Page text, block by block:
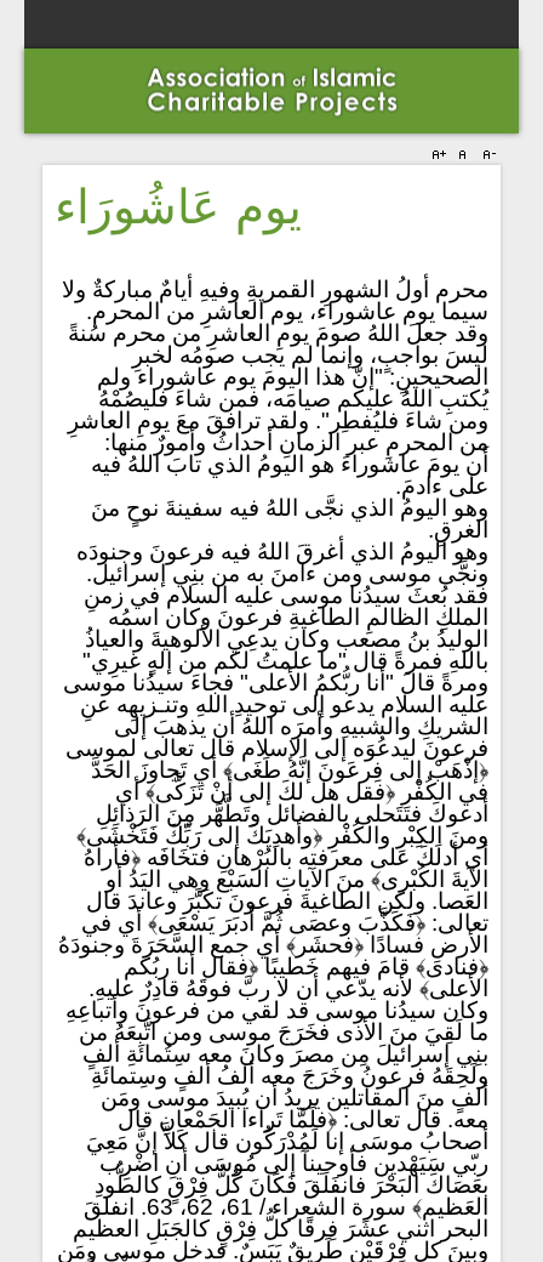
يوم عَاشُورَاء
محرم أولُ الشهورِ القمريةِ وفيهِ أيامٌ مباركةٌ ولا
سيما يوم عاشوراء، يوم العاشرِ من المحرم.
وقد جعلَ اللهُ صومَ يومِ العاشرِ من محرم سُنةً
ليسَ بواجبٍ، وإنما لم يجب صومُه لخبرِ
الصحيحينِ: "إنّ هذا اليومَ يوم عاشوراء ولم
يُكتبِ اللهُ عليكم صيامَه، فمن شاءَ فليصُمْهُ
ومن شاءَ فليُفطِر". ولقد ترافقَ معَ يومِ العاشرِ
من المحرمِ عبر الزمانِ أحداثُ وأمورٌ منها:
أَن يومَ عاشوراءَ هو اليومُ الذي تابَ اللهُ فيه
على ءادمَ.
وهو اليومُ الذي نجَّى اللهُ فيه سفينةَ نوحٍ منَ
الغرقِ.
وهو اليومُ الذي أغرقَ اللهُ فيه فرعونَ وجنودَه
ونجَّى موسى ومن ءامنَ به من بنِي إسرائيل.
فقد بُعثَ سيدُنا موسى عليه السلام في زمنِ
الملكِ الظالمِ الطاغيةِ فرعونَ وكان اسمُه
الوليدُ بنُ مصعب وكان يدعِي الألوهيةَ والعياذُ
باللهِ فمرةً قال "ما علمتُ لكم من إلهٍ غيرِي"
ومرةً قالَ "أنا ربُّكمُ الأعلى" فجاءَ سيدُنا موسى
عليه السلام يدعو إلى توحيدِ اللهِ وتنـزيهِه عنِ
الشريكِ والشبيهِ وأمرَه اللهُ أن يذهبَ إلى
فرعونَ ليدعُوَه إلى الإسلام قال تعالى لموسى
﴿إذْهَبْ إلى فِرعَونَ إنَّهُ طَغَى﴾ أي تَجاوزَ الحَدَّ
في الكُفْرِ ﴿فقل هل لكَ إلى أنْ تَزَكَّى﴾ أي
أدعوكَ فتتَحلى بالفضائل وتَطَّهَّر مِنَ الرَذائِلِ
ومنَ الكِبْرِ والكُفْرِ ﴿وأهدِيَكَ إلى رَبِّكَ فَتَخْشَى﴾
أي أدلَكَ على معرفته بالبُرْهانِ فتخَافَه ﴿فأراهُ
الآيةَ الكُبْرى﴾ منَ الآياتِ السَبْع وهي اليَدُ أو
العَصا. ولكن الطاغيةَ فرعونَ تكَبَّرَ وعاندَ قال
تعالى: ﴿فَكَذَّبَ وعصَى ثُمَّ أَدبَرَ يَسْعَى﴾ أي في
الأرضِ فسادًا ﴿فحشَر﴾ أي جمع السَّحَرَةَ وجنودَهُ
﴿فنادى﴾ قامَ فيهم خَطيبًا ﴿فقال أنا ربُكم
الأعلى﴾ لأنه يدّعي أن لا ربَّ فوقَهُ قادِرٌ عليهِ.
وكان سيدُنا موسى قد لقي من فرعونَ وأتباعِهِ
ما لَقِيَ منَ الأذى فخَرَجَ موسى ومن اتَّبعَهُ من
بنِي إسرائيلَ مِن مصرَ وكانَ معه سِتُمائَةِ ألفٍ
ولَحِقَهُ فرعونُ وخَرَجَ معه ألفُ ألفٍ وسِتمائَةِ
ألفٍ منَ المقاتلين يريدُ أن يُبيدَ موسى ومَن
معه. قال تعالى: ﴿فلَمَّا تَراءا الجَمْعانِ قال
أصحابُ موسَى إنا لَمُدْرَكُون قال كَلاَّ إنَّ مَعِيَ
ربّي سَيَهْدين فأوحينآ إلى مُوسَى أنِ اضْرِب
بعَصَاكَ البَحْرَ فانفَلَقَ فَكَانَ كُلُّ فِرْقٍ كالطُّودِ
العَظيم﴾ سورة الشعراء / 61، 62، 63. انفلقَ
البحر اثني عشَرَ فِرقًا كلُّ فِرْقٍ كالجَبَلِ العظيم
وبينَ كلِ فِرْقَيْن طَريقٌ يَبَسٌ. فدخل موسى ومَن